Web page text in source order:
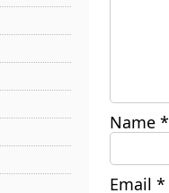
Name *
Email *